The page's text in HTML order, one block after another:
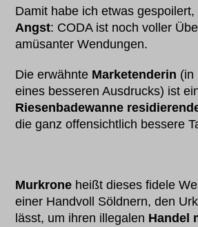
Damit habe ich etwas gespoilert,
Angst: CODA ist noch voller
amüsanter Wendungen.
Die erwähnte Marketenderin (in
eines besseren Ausdrucks) ist
Riesenbadewanne
die ganz offensichtlich bessere
Murkrone heißt dieses fidele
einer Handvoll Söldnern, den
lässt, um ihren illegalen Handel